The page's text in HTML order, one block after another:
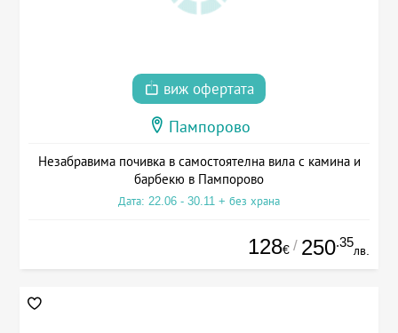
виж офертата
Пампорово
Незабравима почивка в самостоятелна вила с камина и
барбекю в Пампорово
Дата: 22.06 - 30.11 + без храна
128€ / 250.35
лв.